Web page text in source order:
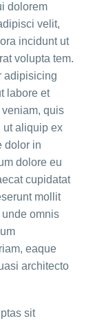
dolorem
velit,
incidunt ut
volupta tem.
adipisicing
labore et
quis
ut aliquip ex
dolor in
dolore eu
cupidatat
mollit
omnis
eaque
architecto
sit